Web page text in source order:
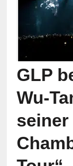
GLP
Wu-
seiner